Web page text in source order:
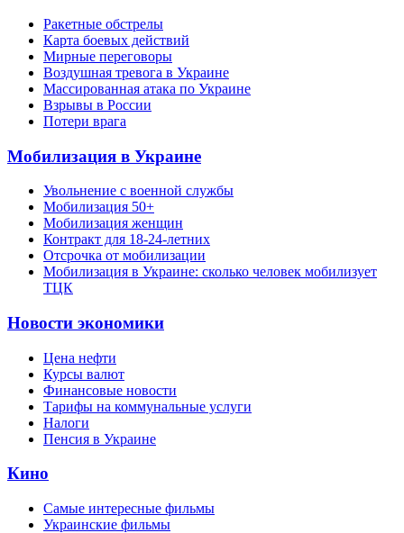
Ракетные обстрелы
Карта боевых действий
Мирные переговоры
Воздушная тревога в Украине
Массированная атака по Украине
Взрывы в России
Потери врага
Мобилизация в Украине
Увольнение с военной службы
Мобилизация 50+
Мобилизация женщин
Контракт для 18-24-летних
Отсрочка от мобилизации
Мобилизация в Украине: сколько человек мобилизует
ТЦК
Новости экономики
Цена нефти
Курсы валют
Финансовые новости
Тарифы на коммунальные услуги
Налоги
Пенсия в Украине
Кино
Самые интересные фильмы
Украинские фильмы